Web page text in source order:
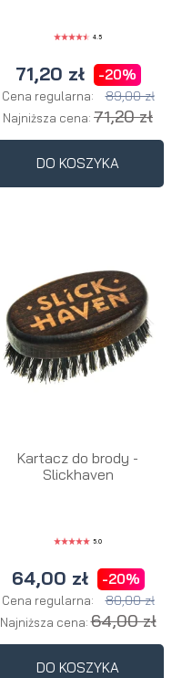
4.5
71,20 zł -20%
Cena regularna: 89,00 zł
Najniższa cena: 71,20 zł
DO KOSZYKA
Kartacz do brody -
Slickhaven
5.0
64,00 zł -20%
Cena regularna: 80,00 zł
Najniższa cena:64,00 zł
DO KOSZYKA